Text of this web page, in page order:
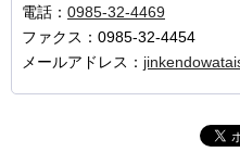
電話： 0985-32-4469
ファクス：0985-32-4454
メールアドレス：